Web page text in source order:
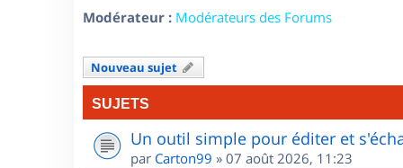
Modérateur : Modérateurs des Forums
Nouveau sujet
SUJETS
Un outil simple pour éditer et
par Carton99 » 07 août 2026, 11:23